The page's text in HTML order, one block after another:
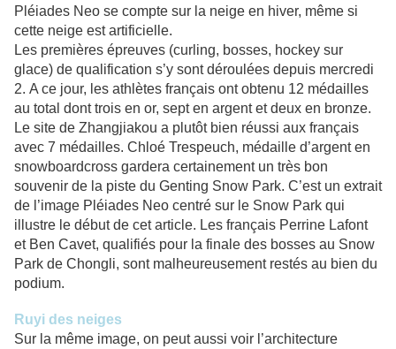
Pléiades Neo se compte sur la neige en hiver, même si
cette neige est artificielle.
Les premières épreuves (curling, bosses, hockey sur
glace) de qualification s’y sont déroulées depuis mercredi
2. A ce jour, les athlètes français ont obtenu 12 médailles
au total dont trois en or, sept en argent et deux en bronze.
Le site de Zhangjiakou a plutôt bien réussi aux français
avec 7 médailles. Chloé Trespeuch, médaille d’argent en
snowboardcross gardera certainement un très bon
souvenir de la piste du Genting Snow Park. C’est un extrait
de l’image Pléiades Neo centré sur le Snow Park qui
illustre le début de cet article. Les français Perrine Lafont
et Ben Cavet, qualifiés pour la finale des bosses au Snow
Park de Chongli, sont malheureusement restés au bien du
podium.
Ruyi des neiges
Sur la même image, on peut aussi voir l’architecture